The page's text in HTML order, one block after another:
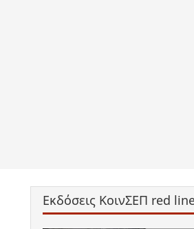
Εκδόσεις ΚοινΣΕΠ red